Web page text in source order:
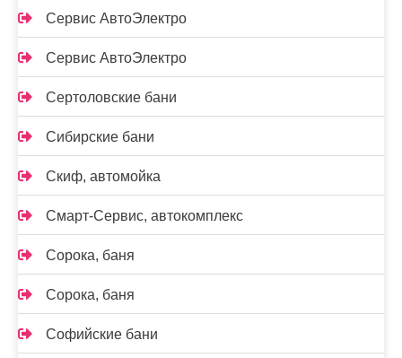
Сервис АвтоЭлектро
Сервис АвтоЭлектро
Сертоловские бани
Сибирские бани
Скиф, автомойка
Смарт-Сервис, автокомплекс
Сорока, баня
Сорока, баня
Софийские бани